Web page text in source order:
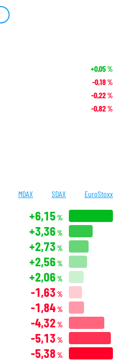
+0,05%
-0,18%
-0,22%
-0,82%
MDAX SDAX EuroStoxx
+6,15 %
+3,36 %
+2,73 %
+2,56 %
+2,06 %
-1,63 %
-1,84%
-4,32 %
-5,13 %
-5,38 %